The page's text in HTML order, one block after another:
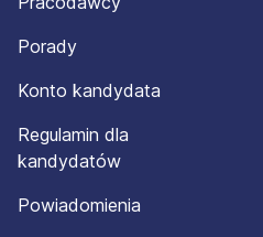
Porady
Konto kandydata
Regulamin dla
kandydatów
Powiadomienia